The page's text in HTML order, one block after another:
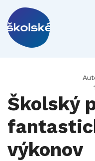
Školský
výkonov